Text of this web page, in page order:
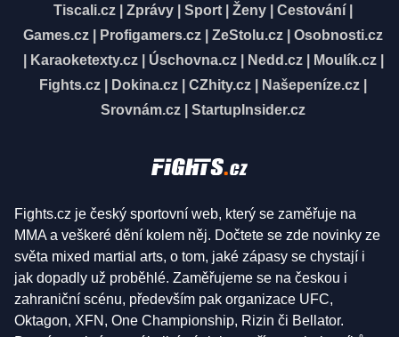
Tiscali.cz Zprávy Sport Ženy Cestování
Games.cz
Profigamers.cz ZeStolu.cz
Osobnosti.cz
Karaoketexty.cz| Úschovna.cz| Nedd.cz| Moulík.cz|
Fights.cz
Dokina.cz CZhity.cz Našepeníze.cz
Srovnám.cz
StartupInsider.cz
Fights.cz je český sportovní web, který se zaměřuje na
MMA a veškeré dění kolem něj. Dočtete se zde novinky ze
světa mixed martial arts, o tom, jaké zápasy se chystají i
jak dopadly už proběhlé. Zaměřujeme se na českou i
zahraniční scénu, především pak organizace UFC,
Oktagon, XFN, One Championship, Rizin či Bellator.